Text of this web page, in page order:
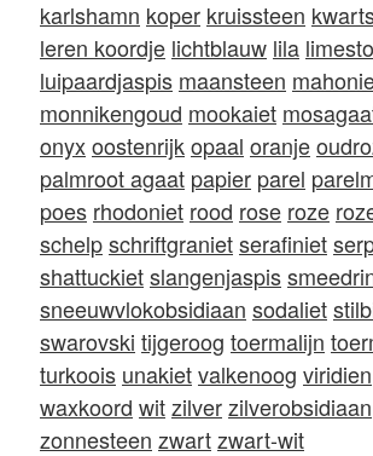
karlshamn koper kruissteen
leren koordje lichtblauw lila
luipaardjaspis maansteen
monnikengoud mookaiet
onyxoostenrijkopaal oranje
palmroot agaat papier parel
poes rhodoniet rood rose roze
schelpschriftgranietserafiniet
shattuckietslangenjaspis
sneeuwvlokobsidiaan sodaliet
swarovski tijgeroog toermalijn
turkoois unakietvalkenoog viridien
waxkoord witzilverzilverobsidiaan
zonnesteen zwartzwart-wit